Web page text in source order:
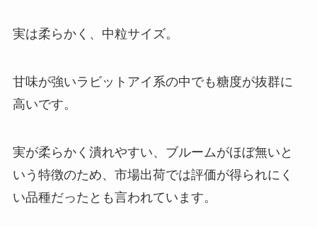
実は柔らかく、中粒サイズ。
甘味が強いラビットアイ系の中でも糖度が抜群に
高いです。
実が柔らかく潰れやすい、ブルームがほぼ無いと
いう特徴のため、市場出荷では評価が得られにく
い品種だったとも言われています。